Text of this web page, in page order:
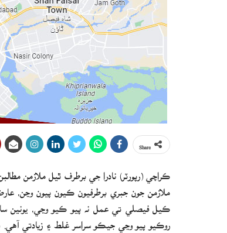
ڪراچي (رپورٽر) نادرا جي برطرف ٿيل ملازمن
ملازمن جون جبري برطرفيون ڪيون پيون وڃن،
ڪيل فيصلي تي عمل نه پيو ڪيو وڃي، يونين